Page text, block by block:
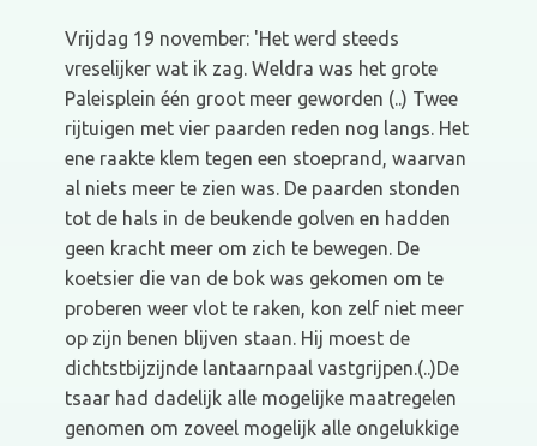
Vrijdag 19 november: 'Het werd steeds
vreselijker wat ik zag. Weldra was het grote
Paleisplein één groot meer geworden (..) Twee
rijtuigen met vier paarden reden nog langs. Het
ene raakte klem tegen een stoeprand, waarvan
al niets meer te zien was. De paarden stonden
tot de hals in de beukende golven en hadden
geen kracht meer om zich te bewegen. De
koetsier die van de bok was gekomen om te
proberen weer vlot te raken, kon zelf niet meer
op zijn benen blijven staan. Hij moest de
dichtstbijzijnde lantaarnpaal vastgrijpen.(..)De
tsaar had dadelijk alle mogelijke maatregelen
genomen om zoveel mogelijk alle ongelukkige